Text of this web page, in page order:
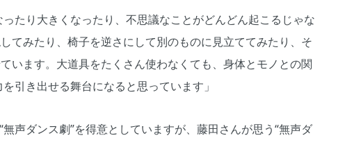
たり大きくなったり、不思議なことがどんどん起こるじゃな
てみたり、椅子を逆さにして別のものに見立ててみたり、そ
います。大道具をたくさん使わなくても、身体とモノとの関
引き出せる舞台になると思っています」
声ダンス劇”を得意としていますが、藤田さんが思う“無声ダ